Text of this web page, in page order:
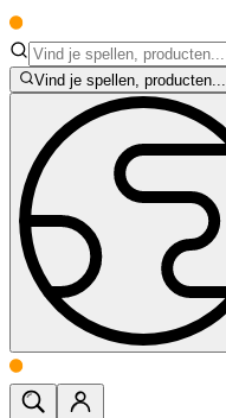
Vind je spellen, producten...